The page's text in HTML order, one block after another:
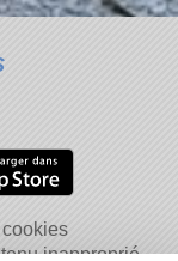
inapproprié